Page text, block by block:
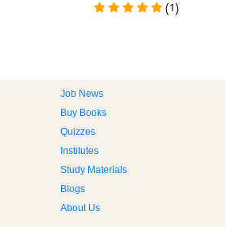
(1)
Job News
Buy Books
Quizzes
Institutes
Study Materials
Blogs
About Us